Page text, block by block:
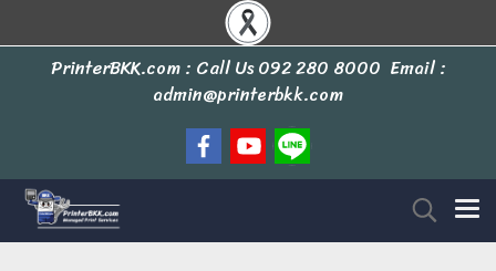
PrinterBKK.com : Call Us092 280 8000 Email :
admin@printerbkk.com